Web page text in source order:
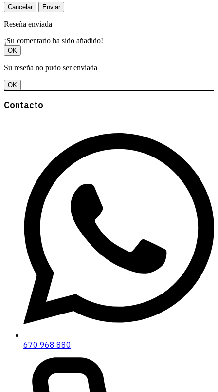
Cancelar Enviar
Reseña enviada
¡Su comentario ha sido añadido!
OK
Su reseña no pudo ser enviada
OK
Contacto
670 968 880